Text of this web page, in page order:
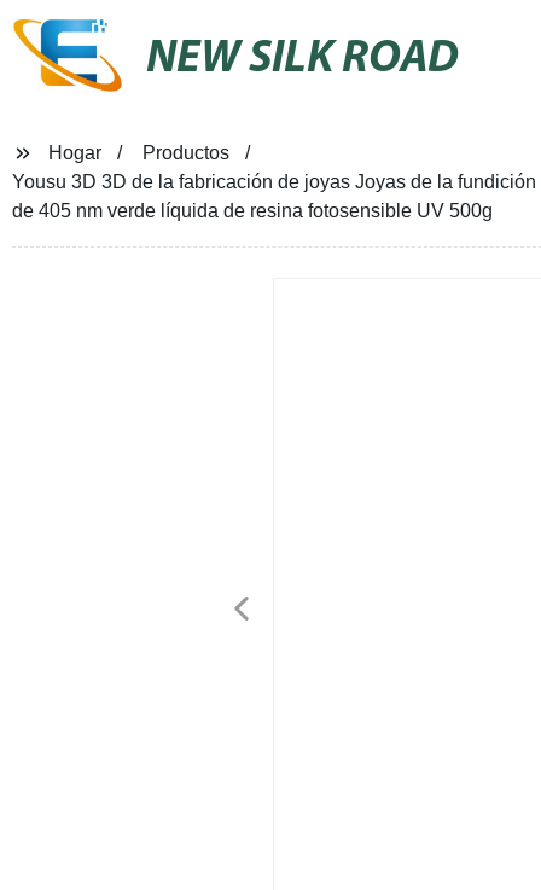
NEW SILK ROAD
Hogar
Productos
Yousu 3D 3D de la fabricación de joyas Joyas de la
de 405 nm verde líquida de resina fotosensible UV 500g